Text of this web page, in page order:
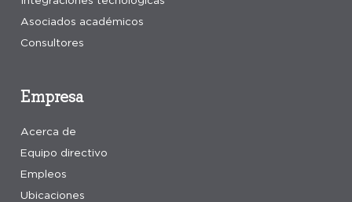
Empresa
Acerca de
Equipo directivo
Empleos
Ubicaciones
Asociados académicos
Consultores